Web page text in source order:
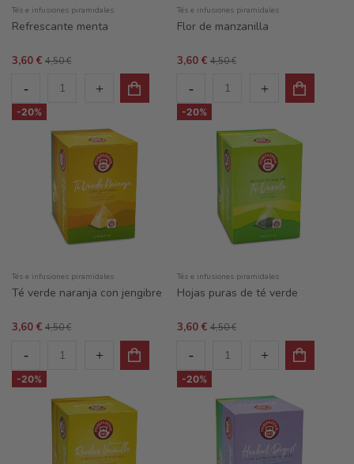
Tés e infusiones piramidales
Refrescante menta
3,60 € 4,50 €
Tés e infusiones piramidales
Flor de manzanilla
3,60 € 4,50 €
-20%
Tés e infusiones piramidales
Té verde naranja con jengibre
3,60 € 4,50 €
-20%
Tés e infusiones piramidales
Hojas puras de té verde
3,60 € 4,50 €
-20% -20%